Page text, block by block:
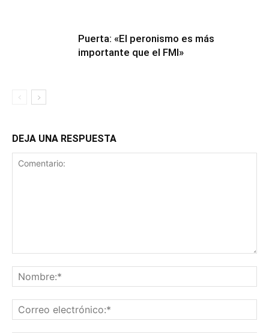
Puerta: «El peronismo es más
importante que el FMI»
DEJA UNA RESPUESTA